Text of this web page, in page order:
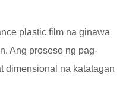
plastic film na ginawa
Ang proseso ng pag-
dimensional na katatagan